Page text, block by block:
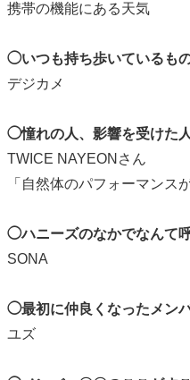
携帯の機能にある天気
◯いつも持ち歩いているも
デジカメ
◯憧れの人、影響を受けた
TWICE NAYEONさん
「自然体のパフォーマンス
◯ハニーズのなかでなんて
SONA
◯最初に仲良くなったメン
ユズ